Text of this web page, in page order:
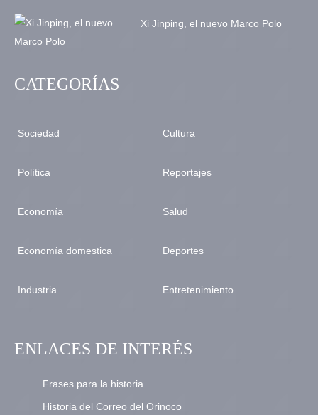
Xi Jinping, el nuevo Marco Polo
CATEGORÍAS
Sociedad
Política
Economía
Economía domestica
Industria
Cultura
Reportajes
Salud
Deportes
Entretenimiento
ENLACES DE INTERÉS
Frases para la historia
Historia del Correo del Orinoco